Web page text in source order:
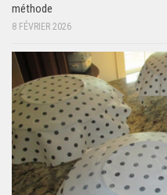
méthode
8 FÉVRIER 2026